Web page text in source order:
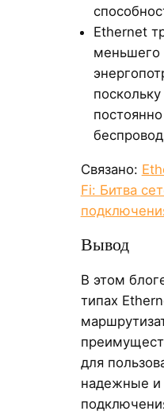
Ethernet
меньшего
Связано:
Fi: Битва
Вывод
В этом
типах
для
надежные